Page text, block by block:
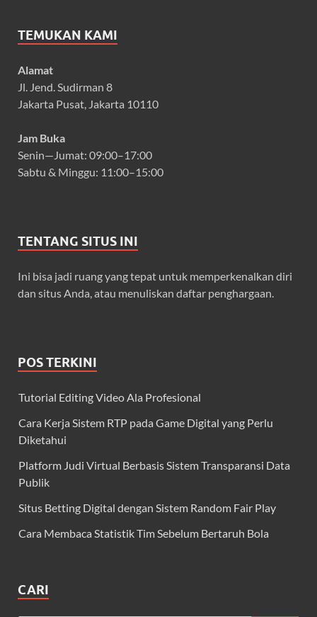
TEMUKAN KAMI
Alamat
Jl. Jend. Sudirman 8
Jakarta Pusat, Jakarta 10110
Jam Buka
Senin—Jumat: 09:00–17:00
Sabtu & Minggu: 11:00–15:00
TENTANG SITUS INI
Ini bisa jadi ruang yang tepat untuk memperkenalkan diri
dan situs Anda, atau menuliskan daftar penghargaan.
POS TERKINI
Tutorial Editing Video Ala Profesional
Cara Kerja Sistem RTP pada Game Digital yang Perlu
Diketahui
Platform Judi Virtual Berbasis Sistem Transparansi Data
Publik
Situs Betting Digital dengan Sistem Random Fair Play
Cara Membaca Statistik Tim Sebelum Bertaruh Bola
CARI